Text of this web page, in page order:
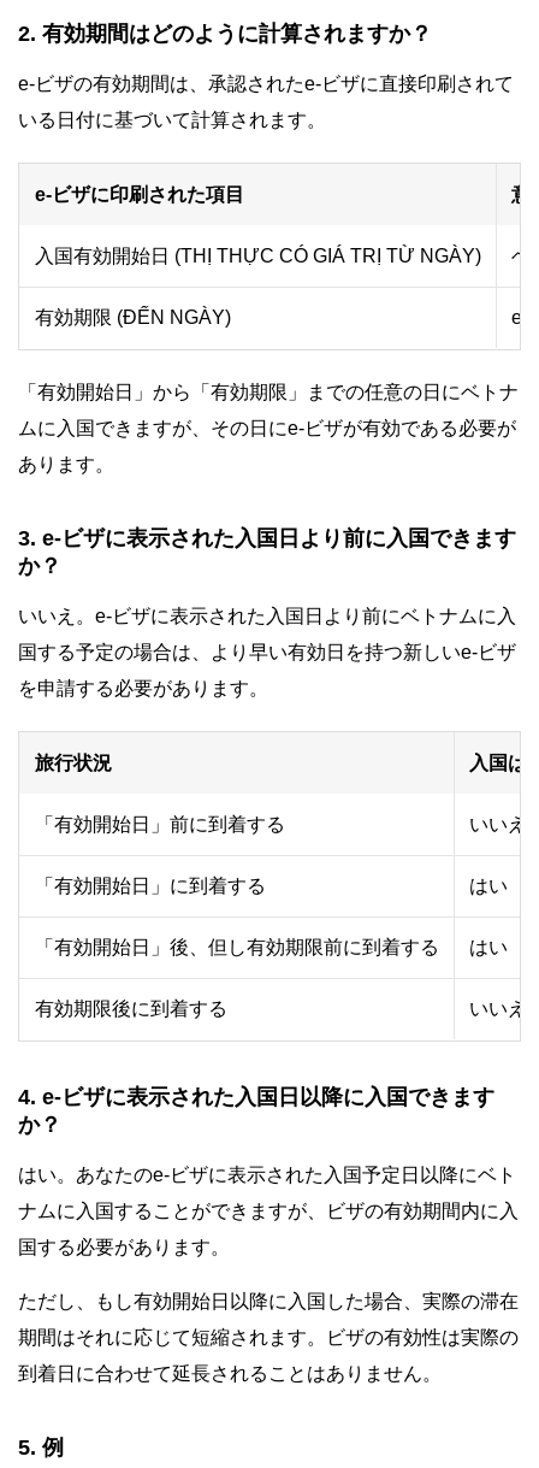
2. 有効期間はどのように計算されますか？
e-ビザの有効期間は、承認されたe-ビザに直接印刷されて
いる日付に基づいて計算されます。
e-ビザに印刷された項目 意
入国有効開始日 (THỊ THỰC CÓ GIÁ TRỊ TỪ NGÀY) ベ
有効期限 (ĐẾN NGÀY) e-
「有効開始日」から「有効期限」までの任意の日にベトナ
ムに入国できますが、その日にe-ビザが有効である必要が
あります。
3. e-ビザに表示された入国日より前に入国できます
か？
いいえ。e-ビザに表示された入国日より前にベトナムに入
国する予定の場合は、より早い有効日を持つ新しいe-ビザ
を申請する必要があります。
旅行状況 入国は
「有効開始日」前に到着する いいえ
「有効開始日」に到着する はい
「有効開始日」後、但し有効期限前に到着する はい
有効期限後に到着する いいえ
4. e-ビザに表示された入国日以降に入国できます
か？
はい。あなたのe-ビザに表示された入国予定日以降にベト
ナムに入国することができますが、ビザの有効期間内に入
国する必要があります。
ただし、もし有効開始日以降に入国した場合、実際の滞在
期間はそれに応じて短縮されます。ビザの有効性は実際の
到着日に合わせて延長されることはありません。
5. 例